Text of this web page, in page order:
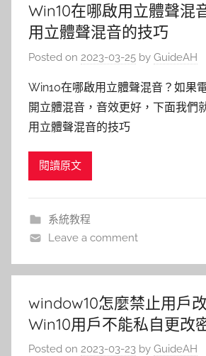
Win10在哪啟用立體聲混
用立體聲混音的技巧
Posted on 2023-03-25 by GuideAH
Win10在哪啟用立體聲混音？如果
開立體混音，音效更好，下面我們
用立體聲混音的技巧
閱讀原文
系統教程
Leave a comment
window10怎麼禁止用戶
Win10用戶不能私自更改
Posted on 2023-03-23 by GuideAH